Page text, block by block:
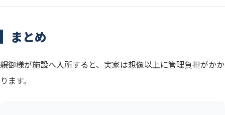
まとめ
親御様が施設へ入所すると、実家は想像以上に管理負担がかか
ります。